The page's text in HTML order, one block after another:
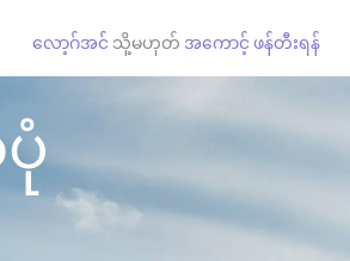
လော့ဂ်အင် သို့မဟုတ် အကောင့် ဖန်တီးရန်